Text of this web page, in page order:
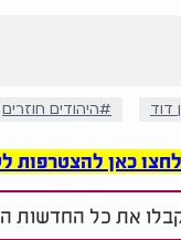
דוד היהודים חוזרים
כאן להצטרפות
את כל החדשות